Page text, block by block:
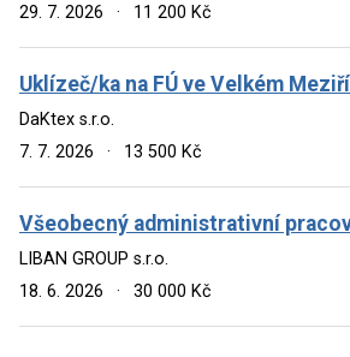
29. 7. 2026
· 11 200 Kč
Uklízeč/ka na FÚ ve Velkém
DaKtex s.r.o.
7. 7. 2026
· 13 500 Kč
Všeobecný administrativní
LIBAN GROUP s.r.o.
18. 6. 2026
· 30 000 Kč